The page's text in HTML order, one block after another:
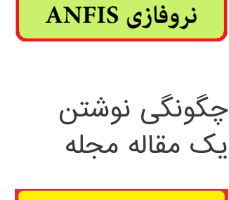
چگونگی نوشتن
یک مقاله مجله